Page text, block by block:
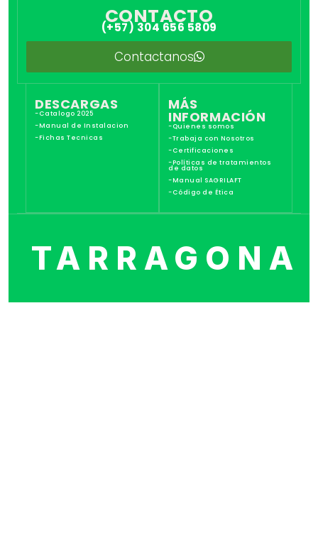
CONTACTO
(+57) 304 656 5809
Contactanos
DESCARGAS
-Catalogo 2025
-Manual de Instalacion
-Fichas Tecnicas
MÁS
INFORMACIÓN
-Quienes somos
-Trabaja con Nosotros
-Certificaciones
-Políticas de tratamientos
de datos
-Manual SAGRILAFT
-Código de Ética
TARRAGONA